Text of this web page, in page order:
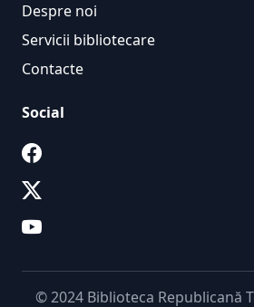
Despre noi
Servicii bibliotecare
Contacte
Social
© 2024 Biblioteca Republicană